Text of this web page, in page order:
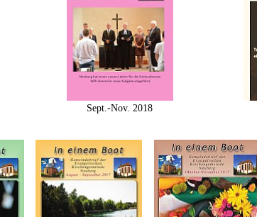
Sept.-Nov. 2018